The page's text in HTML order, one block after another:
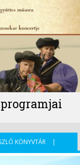
KÖNYVTÁR
|